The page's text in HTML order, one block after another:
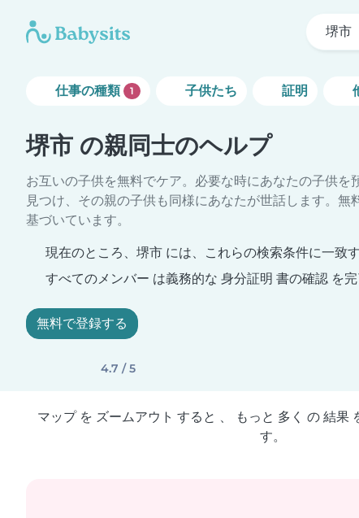
堺市
仕事の種類 1 子供たち 証明
堺市 の親同士のヘルプ
お互いの子供を無料でケア。必要な時にあなたの子供を
見つけ、その親の子供も同様にあなたが世話します。無
基づいています。
現在のところ、堺市 には、これらの検索条件に一致
すべてのメンバー は義務的な 身分証明 書の確認 を
無料で登録する
4.7 / 5
マップ を ズームアウト すると 、 もっと 多く の 結果
す。